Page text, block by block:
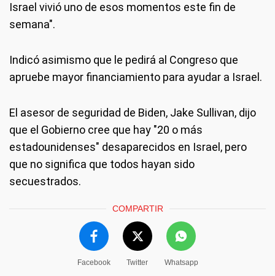
Israel vivió uno de esos momentos este fin de
semana".
Indicó asimismo que le pedirá al Congreso que
apruebe mayor financiamiento para ayudar a Israel.
El asesor de seguridad de Biden, Jake Sullivan, dijo
que el Gobierno cree que hay "20 o más
estadounidenses" desaparecidos en Israel, pero
que no significa que todos hayan sido
secuestrados.
COMPARTIR
Facebook Twitter Whatsapp